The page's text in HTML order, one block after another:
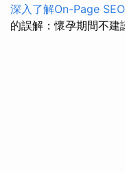
深入了解On-Page SEO
的誤解：懷孕期間不建